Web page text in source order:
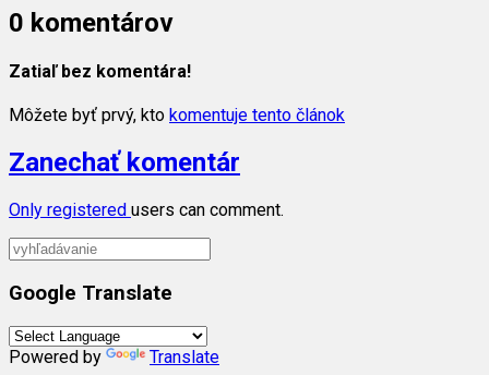
0 komentárov
Zatiaľ bez komentára!
Môžete byť prvý, kto komentuje tento článok
Zanechať komentár
Only registered users can comment.
Google Translate
Powered by Translate